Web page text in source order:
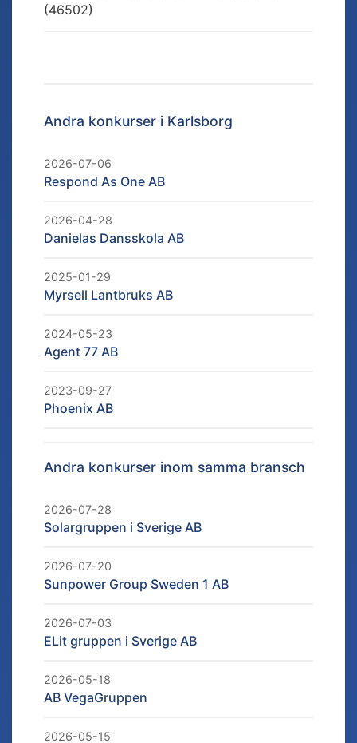
(46502)
Andra konkurser i Karlsborg
2026-07-06
Respond As One AB
2026-04-28
Danielas Dansskola AB
2025-01-29
Myrsell Lantbruks AB
2024-05-23
Agent 77 AB
2023-09-27
Phoenix AB
Andra konkurser inom samma bransch
2026-07-28
Solargruppen i Sverige AB
2026-07-20
Sunpower Group Sweden 1 AB
2026-07-03
ELit gruppen i Sverige AB
2026-05-18
AB VegaGruppen
2026-05-15